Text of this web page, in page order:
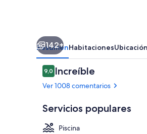
142+
ResumenHabitacionesUbicación
Comentarios
9,09,0 de 10
Increíble
Ver 1008 comentarios
Servicios populares
Piscina